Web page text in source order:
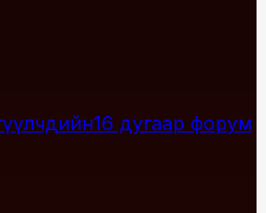
дугаар форум